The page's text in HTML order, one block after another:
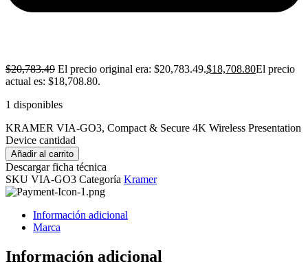
$20,783.49 El precio original era: $20,783.49.$18,708.80El precio
actual es: $18,708.80.
1 disponibles
KRAMER VIA-GO3, Compact & Secure 4K Wireless Presentation
Device cantidad
Añadir al carrito
Descargar ficha técnica
SKU VIA-GO3 Categoría Kramer
Información adicional
Marca
Información adicional